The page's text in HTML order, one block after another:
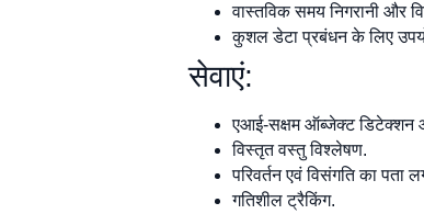
वास्तविक समय निगरानी और
कुशल डेटा प्रबंधन के लिए
सेवाएं:
एआई-सक्षम ऑब्जेक्ट डिटेक्शन
विस्तृत वस्तु विश्लेषण.
परिवर्तन एवं विसंगति का पता
गतिशील ट्रैकिंग.